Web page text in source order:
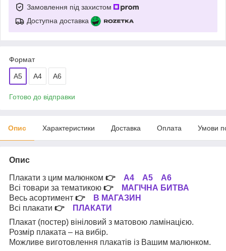
Замовлення під захистом
Доступна доставка
Формат
A5 A4 А6
Готово до відправки
Опис Характеристики Доставка Оплата Умови
Опис
Плакати з цим малюнком 👉 А4 А5
А6
Всі товари за тематикою 👉
МАГІЧНА БИТВА
Весь асортимент 👉
В МАГАЗИН
Всі плакати 👉
ПЛАКАТИ
Плакат (постер) вініловий з матовою ламінацією.
Розмір плаката – на вибір.
Можливе виготовлення плакатів із Вашим малюнком.